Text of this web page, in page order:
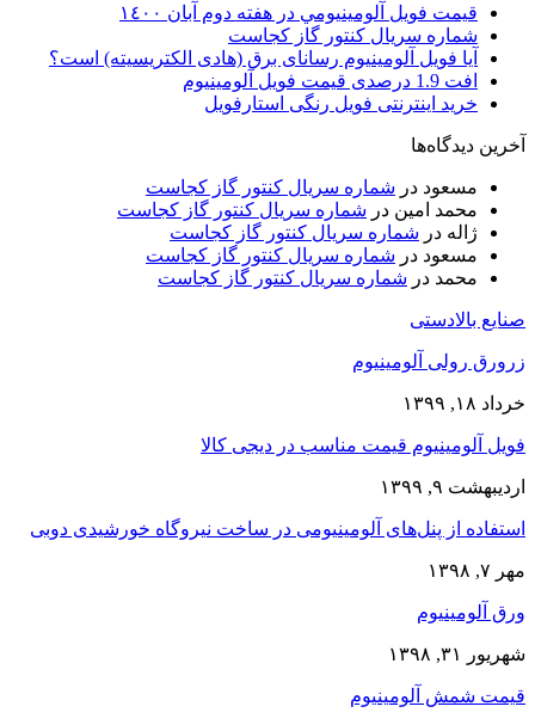
قيمت فويل آلومينيومي در هفته دوم آبان ١٤٠٠
شماره سریال کنتور گاز کجاست
آیا فویل آلومینیوم رسانای برق (هادی الکتریسیته) است؟
افت 1.9 درصدی قیمت فویل آلومینیوم
خرید اینترنتی فویل رنگی استارفویل
آخرین دیدگاه‌ها
مسعود در شماره سریال کنتور گاز کجاست
محمد امین در شماره سریال کنتور گاز کجاست
ژاله در شماره سریال کنتور گاز کجاست
مسعود در شماره سریال کنتور گاز کجاست
محمد در شماره سریال کنتور گاز کجاست
صنایع بالادستی
زرورق رولی آلومینیوم
خرداد ۱۸, ۱۳۹۹
فویل آلومینیوم قیمت مناسب در دیجی کالا
اردیبهشت ۹, ۱۳۹۹
استفاده از پنل‌های آلومینیومی در ساخت نیروگاه خورشیدی دوبی
مهر ۷, ۱۳۹۸
ورق آلومینیوم
شهریور ۳۱, ۱۳۹۸
قیمت شمش آلومینیوم